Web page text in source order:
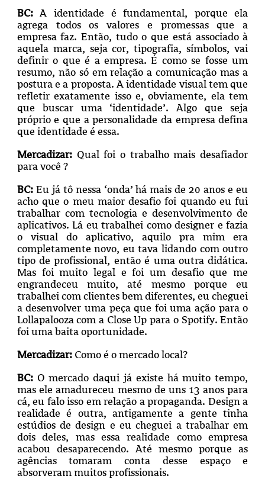
BC:A identidade é fundamental, porque ela
agrega todos os valores e promessas que a
empresa faz. Então, tudo o que está associado à
aquela marca, seja cor, tipografia, símbolos, vai
definir o que é a empresa. É como se fosse um
resumo, não só em relação a comunicação mas a
postura e a proposta. A identidade visual tem que
refletir exatamente isso e, obviamente, ela tem
que buscar uma ‘identidade’. Algo que seja
próprio e que a personalidade da empresa defina
que identidade é essa.
Mercadizar: Qual foi o trabalho mais desafiador
para você ?
BC: Eu já tô nessa ‘onda’ há mais de 20 anos e eu
acho que o meu maior desafio foi quando eu fui
trabalhar com tecnologia e desenvolvimento de
aplicativos. Lá eu trabalhei como designer e fazia
o visual do aplicativo, aquilo pra mim era
completamente novo, eu tava lidando com outro
tipo de profissional, então é uma outra didática.
Mas foi muito legal e foi um desafio que me
engrandeceu muito, até mesmo porque eu
trabalhei com clientes bem diferentes, eu cheguei
a desenvolver uma peça que foi uma ação para o
Lollapalooza com a Close Up para o Spotify. Então
foi uma baita oportunidade.
Mercadizar: Como é o mercado local?
BC: O mercado daqui já existe há muito tempo,
mas ele amadureceu mesmo de uns 13 anos para
cá, eu falo isso em relação a propaganda. Design a
realidade é outra, antigamente a gente tinha
estúdios de design e eu cheguei a trabalhar em
dois deles, mas essa realidade como empresa
acabou desaparecendo. Até mesmo porque as
agências tomaram conta desse espaço e
absorveram muitos profissionais.